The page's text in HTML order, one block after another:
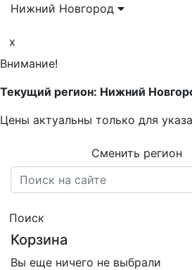
Нижний Новгород
x
Внимание!
Текущий регион: Нижний
Цены актуальны только для
Сменить регион
Поиск
Корзина
Вы еще ничего не выбрали